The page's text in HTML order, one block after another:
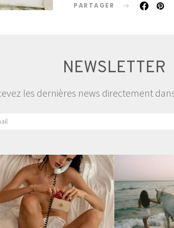
PARTAGER
NEWSLETTER
les dernières news directement